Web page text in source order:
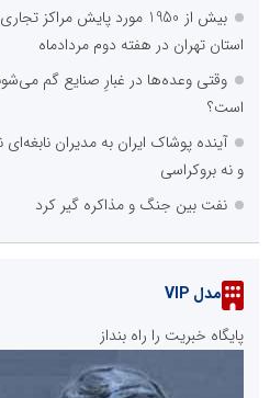
بیش از 1950 مورد پایش
استان تهران در هفته دوم مردادماه
وقتی وعده‌ها در غبارِ صنایع گم
است؟
آینده پوشاک ایران به مدیران نابغه‌ای
و نه بروکراسی
نفت بین جنگ و مذاکره گیر کرد
مدل VIP
پایگاه خبریت را راه بنداز